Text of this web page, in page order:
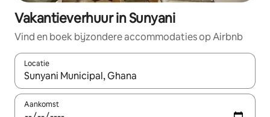
Vakantieverhuur in Sunyani
Vind en boek bijzondere accommodaties op Airbnb
Locatie
Wanneer er suggesties beschikbaar zijn, maak je een keuze
Aankomst